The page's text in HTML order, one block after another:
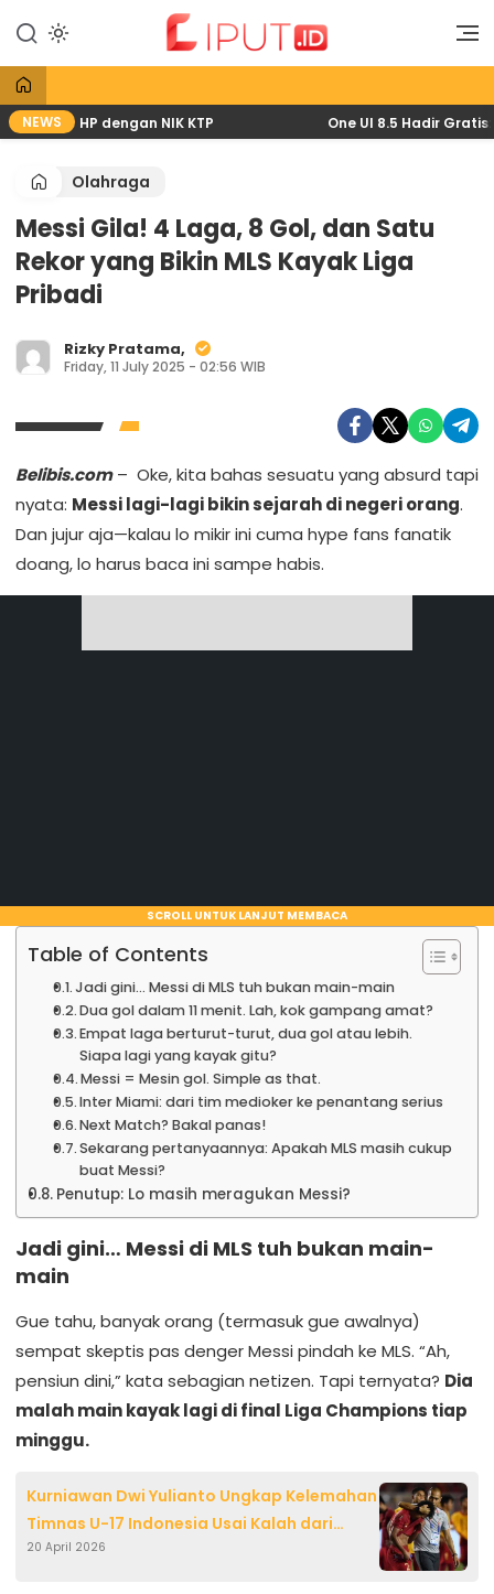
konten
Liput
Liputan Digital
NEWSHP dengan NIK KTP One UI 8.5 Hadir Gratis:
Olahraga
Messi Gila! 4 Laga, 8 Gol, dan Satu
Rekor yang Bikin MLS Kayak Liga
Pribadi
Rizky Pratama,
Friday, 11 July 2025 - 02:56 WIB
Belibis.com– Oke, kita bahas sesuatu yang absurd tapi
nyata: Messi lagi-lagi bikin sejarah di negeri orang.
Dan jujur aja—kalau lo mikir ini cuma hype fans fanatik
doang, lo harus baca ini sampe habis.
SCROLL UNTUK LANJUT MEMBACA
Table of Contents
Jadi gini… Messi di MLS tuh bukan main-main
Dua gol dalam 11 menit. Lah, kok gampang amat?
Empat laga berturut-turut, dua gol atau lebih.
Siapa lagi yang kayak gitu?
Messi = Mesin gol. Simple as that.
Inter Miami: dari tim medioker ke penantang serius
Next Match? Bakal panas!
Sekarang pertanyaannya: Apakah MLS masih cukup
buat Messi?
Penutup: Lo masih meragukan Messi?
Jadi gini… Messi di MLS tuh bukan main-
main
Gue tahu, banyak orang (termasuk gue awalnya)
sempat skeptis pas denger Messi pindah ke MLS. “Ah,
pensiun dini,” kata sebagian netizen. Tapi ternyata? Dia
malah main kayak lagi di final Liga Champions tiap
minggu.
Kurniawan Dwi Yulianto Ungkap Kelemahan
Timnas U-17 Indonesia Usai Kalah dari
Malaysia di Piala AFF 2026
20 April 2026